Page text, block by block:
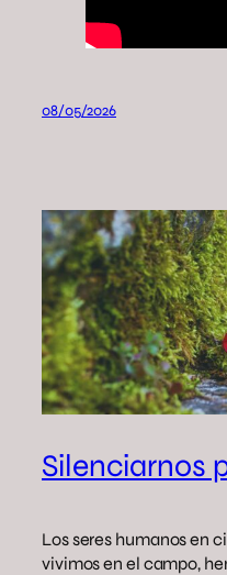
08/05/2026
Silenciarnos
Los seres humanos en
vivimos en el campo,